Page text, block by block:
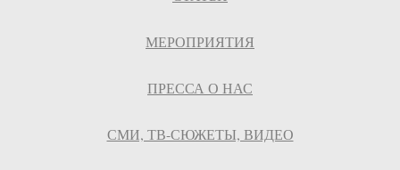
МЕРОПРИЯТИЯ
ПРЕССА О НАС
СМИ, ТВ-СЮЖЕТЫ, ВИДЕО